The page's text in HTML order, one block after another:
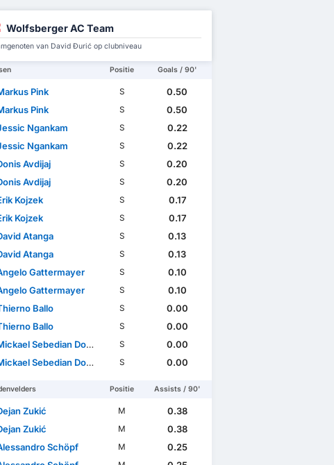
Wolfsberger AC Team
van David Đurić op clubniveau
Positie Goals / 90'
Pink S
0.50
Pink
S
0.50
Ngankam
S
0.22
Ngankam
S
0.22
Avdijaj
S
0.20
Avdijaj
S
0.20
Kojzek
S
0.17
Kojzek
S
0.17
Atanga
S
0.13
Atanga
S
0.13
Gattermayer
S
0.10
Gattermayer
S
0.10
Ballo
S
0.00
Ballo
S
0.00
Sebedian Dosso
S
0.00
Sebedian Dosso
S 0.00
Positie Assists / 90'
Zukić M
0.38
Zukić
M
0.38
Schöpf
M
0.25